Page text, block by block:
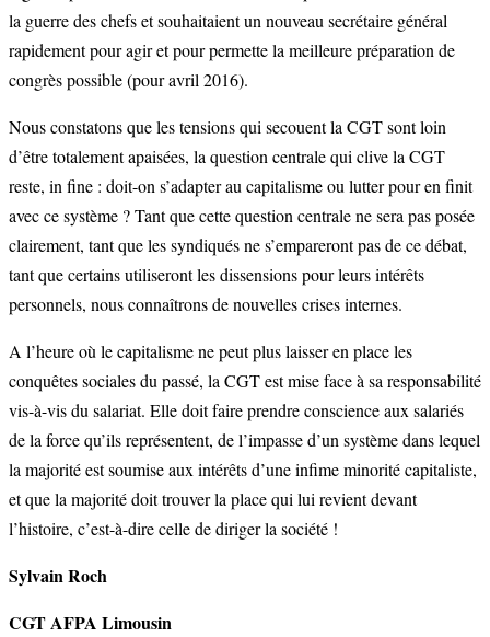
la guerre des chefs et souhaitaient un nouveau secrétaire général
rapidement pour agir et pour permette la meilleure préparation de
congrès possible (pour avril 2016).
Nous constatons que les tensions qui secouent la CGT sont loin
d’être totalement apaisées, la question centrale qui clive la CGT
reste, in fine : doit-on s’adapter au capitalisme ou lutter pour en finit
avec ce système ? Tant que cette question centrale ne sera pas posée
clairement, tant que les syndiqués ne s’empareront pas de ce débat,
tant que certains utiliseront les dissensions pour leurs intérêts
personnels, nous connaîtrons de nouvelles crises internes.
A l’heure où le capitalisme ne peut plus laisser en place les
conquêtes sociales du passé, la CGT est mise face à sa responsabilité
vis-à-vis du salariat. Elle doit faire prendre conscience aux salariés
de la force qu’ils représentent, de l’impasse d’un système dans lequel
la majorité est soumise aux intérêts d’une infime minorité capitaliste,
et que la majorité doit trouver la place qui lui revient devant
l’histoire, c’est-à-dire celle de diriger la société !
Sylvain Roch
CGT AFPA Limousin